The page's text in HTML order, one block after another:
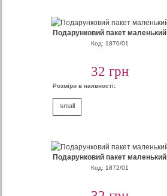
Подарунковий пакет маленький
Код: 1870/01
32 грн
Розміри в наявності:
small
Подарунковий пакет маленький
Код: 1872/01